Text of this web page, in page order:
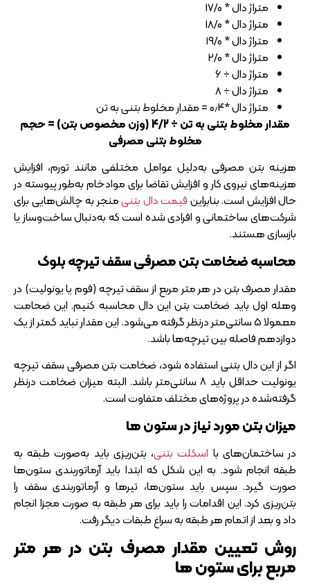
متراژ دال * 17/0
متراژ دال * 18/0
متراژ دال * 19/0
متراژ دال * 2/0
متراژ دال ÷ 6
متراژ دال ÷ 8
متراژ دال *۰٫۴ = مقدار مخلوط بتنی به تن
مقدار مخلوط بتنی به تن ÷ 4/2 (وزن مخصوص بتن) = حجم
مخلوط بتنی مصرفی
هزینه بتن مصرفی به‌دلیل عوامل مختلفی مانند تورم، افزایش
هزینه‌های نیروی کار و افزایش تقاضا برای موادخام به‌طور پیوسته در
حال افزایش است. بنابراینقیمت دال بتنیمنجر به چالش‌هایی برای
شرکت‌های ساختمانی و افرادی شده است که به‌دنبال ساخت‌و‌ساز یا
بازسازی هستند.
محاسبه ضخامت بتن مصرفی سقف تیرچه بلوک
مقدار مصرف بتن در هر متر مربع از سقف تیرچه (فوم یا یونولیت) در
وهله اول باید ضخامت بتن این دال محاسبه کنیم. این ضحامت
معمولا 5 سانتی‌متر درنظر گرفته می‌شود. این مقدار نباید کمتر از یک
دوازدهم فاصله بین تیرچه‌ها باشد.
اگر از این دال بتنی استفاده شود، ضخامت بتن مصرفی سقف تیرچه
یونولیت حداقل باید ۸ سانتی‌متر باشد. البته میزان ضخامت درنظر
گرفته‌شده در پروژه‌های مختلف متفاوت است.
میزان بتن مورد نیاز در ستون‌ ها
در ساختمان‌های با اسکلت‌ بتنی، بتن‌ریزی باید به‌صورت طبقه به
طبقه انجام شود. به این شکل که ابتدا باید آرماتوربندی ستون‌ها
صورت گیرد. سپس باید ستون‌ها، تیرها و آرماتوربندی سقف را
بتن‌ریزی کرد. این اقدامات را باید برای هر طبقه به صورت مجزا انجام
داد و بعد از اتمام هر طبقه به سراغ طبقات دیگر رفت.
روش تعیین مقدار مصرف بتن در هر متر
مربع برای ستون‌ ها